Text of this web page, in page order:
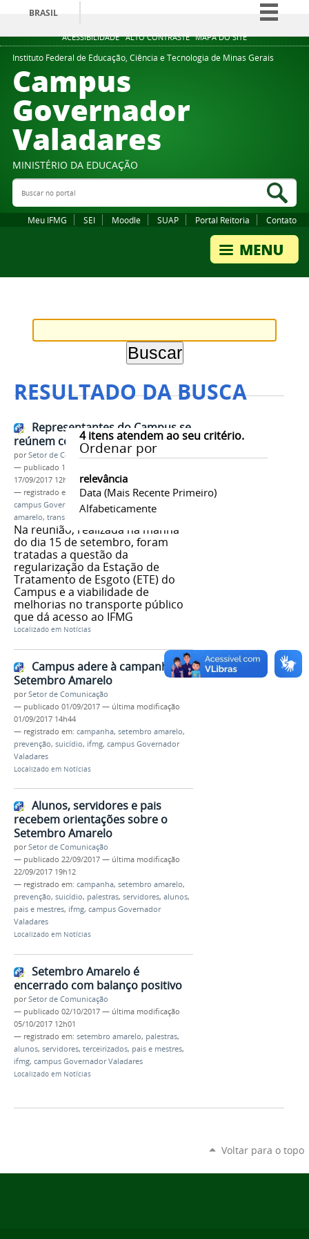
ACESSIBILIDADE ALTO CONTRASTE MAPA DO SITE
BRASIL
Simplifique!
Comunica BR
Instituto Federal de Educação, Ciência e Tecnologia de Minas Gerais
Campus
Governador
Valadares
MINISTÉRIO DA EDUCAÇÃO
Buscar no portal
Meu IFMG SEI Moodle SUAP Portal Reitoria Contato
RESULTADO DA BUSCA
4itens atendem ao seu critério.
Ordenar por
relevância
Data (mais Recente Primeiro)
Alfabeticamente
Representantes do Campus se
reúnem com prefeito
porSetor de Comunicação
— publicado 15/09/2017
17/09/2017 12h18
— registrado em:
reunião ,servidores,ifmg,
campus Governador Valadares
prefeito
amarelo, transporte urbano
Na reunião, realizada na manhã
do dia 15 de setembro, foram
tratadas a questão da
regularização da Estação de
Tratamento de Esgoto (ETE) do
Campus e a viabilidade de
melhorias no transporte público
que dá acesso ao IFMG
Localizado em Notícias
Campus adere à campanha
Setembro Amarelo
porSetor de Comunicação
— publicado 01/09/2017 — última modificação
01/09/2017 14h44
— registrado em: campanha, setembro amarelo,
prevenção, suicídio, ifmg, campus Governador
Valadares
Localizado em Notícias
Alunos, servidores e pais
recebem orientações sobre o
Setembro Amarelo
porSetor de Comunicação
— publicado 22/09/2017 — última modificação
22/09/2017 19h12
— registrado em: campanha, setembro amarelo,
prevenção, suicídio, palestras, servidores, alunos,
pais e mestres, ifmg, campus Governador
Valadares
Localizado em Notícias
Setembro Amarelo é
encerrado com balanço positivo
porSetor de Comunicação
— publicado 02/10/2017 — última modificação
05/10/2017 12h01
— registrado em: setembro amarelo, palestras,
alunos, servidores, terceirizados, pais e mestres,
ifmg, campus Governador Valadares
Localizado em Notícias
Voltar para o topo